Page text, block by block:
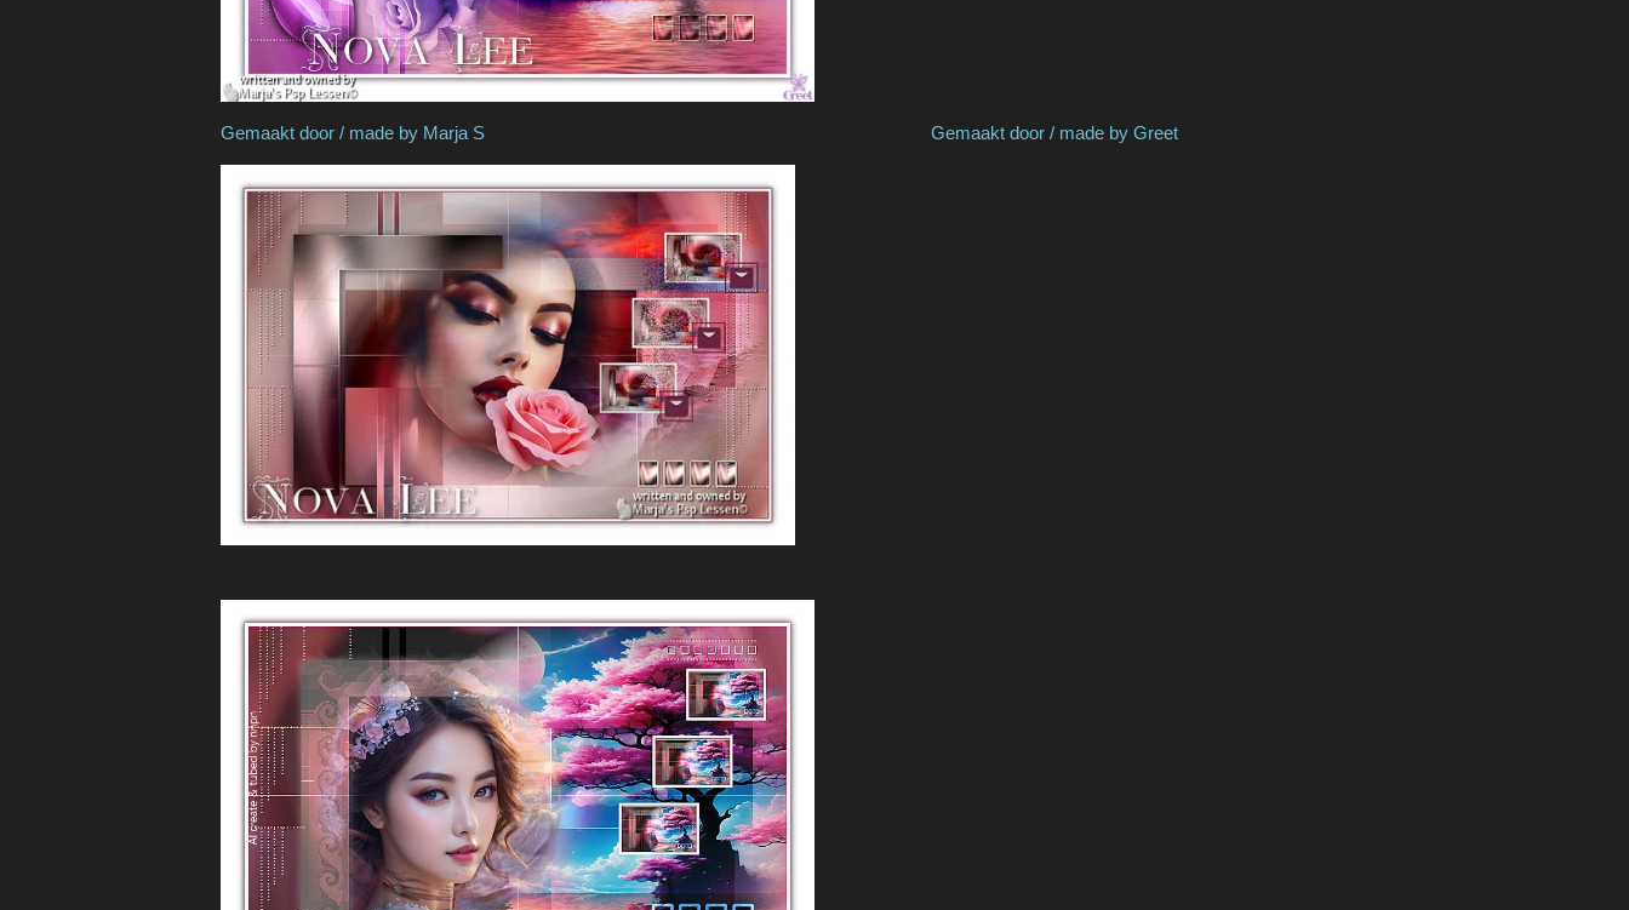
Gemaakt door / made by Marja S Gemaakt door / made by Greet